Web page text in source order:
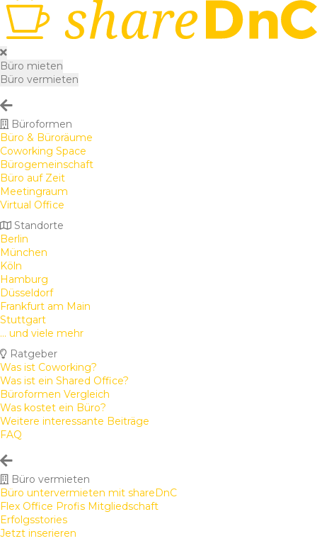
Büro mieten
Büro vermieten
Büroformen
Büro & Büroräume
Coworking Space
Bürogemeinschaft
Büro auf Zeit
Meetingraum
Virtual Office
Standorte
Berlin
München
Köln
Hamburg
Düsseldorf
Frankfurt am Main
Stuttgart
... und viele mehr
Ratgeber
Was ist Coworking?
Was ist ein Shared Office?
Büroformen Vergleich
Was kostet ein Büro?
Weitere interessante Beiträge
FAQ
Büro vermieten
Büro untervermieten mit shareDnC
Flex Office Profis Mitgliedschaft
Erfolgsstories
Jetzt inserieren